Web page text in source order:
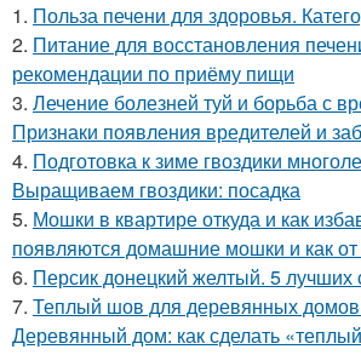
1. Польза печени для здоровья.
2. Питание для восстановления
рекомендации по приёму пищи
3. Лечение болезней туй и борьба с
Признаки появления вредителей и
4. Подготовка к зиме гвоздики
Выращиваем гвоздики: посадка
5. Мошки в квартире откуда и как
появляются домашние мошки и как от
6. Персик донецкий желтый. 5 лучших
7. Теплый шов для деревянных
Деревянный дом: как сделать